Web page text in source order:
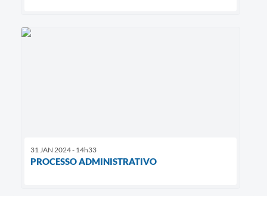
31 JAN 2024 - 14h33
PROCESSO ADMINISTRATIVO